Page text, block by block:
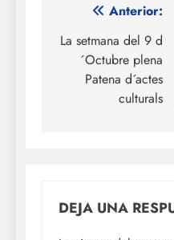
Navegación
de
entradas
Anterior:
La setmana del 9 d
´Octubre plena
Patena d´actes
culturals
DEJA UNA